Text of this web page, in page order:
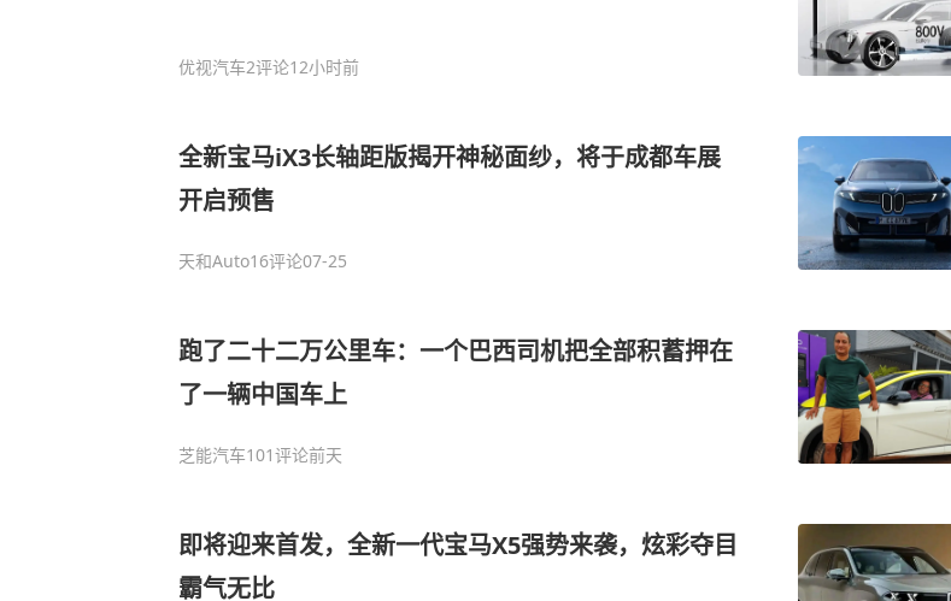
优视汽车2评论12小时前
全新宝马iX3长轴距版揭开神秘面纱，将于成都车展
开启预售
天和Auto16评论07-25
跑了二十二万公里车：一个巴西司机把全部积蓄押在
了一辆中国车上
芝能汽车101评论前天
即将迎来首发，全新一代宝马X5强势来袭，炫彩夺目
霸气无比